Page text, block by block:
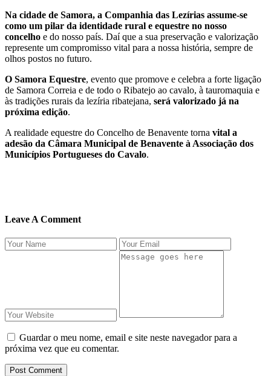
Na cidade de Samora, a Companhia das Lezírias assume-se
como um pilar da identidade rural e equestre no nosso
concelho e do nosso país. Daí que a sua preservação e valorização
represente um compromisso vital para a nossa história, sempre de
olhos postos no futuro.
O Samora Equestre, evento que promove e celebra a forte ligação
de Samora Correia e de todo o Ribatejo ao cavalo, à tauromaquia e
às tradições rurais da lezíria ribatejana, será valorizado já na
próxima edição.
A realidade equestre do Concelho de Benavente torna vital a
adesão da Câmara Municipal de Benavente à Associação dos
Municípios Portugueses do Cavalo.
Leave A Comment
Guardar o meu nome, email e site neste navegador para a
próxima vez que eu comentar.
Post Comment